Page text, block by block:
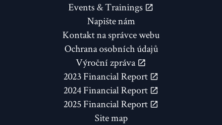
Events & Trainings
Napište nám
Kontakt na správce webu
Ochrana osobních údajů
Výroční zpráva
2023 Financial Report
2024 Financial Report
2025 Financial Report
Site map